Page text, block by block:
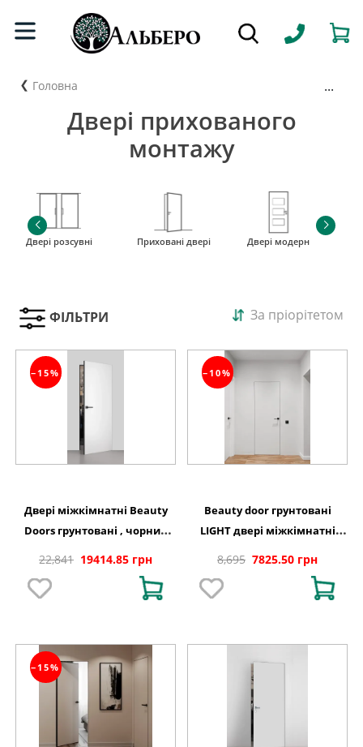
Головна ...
Двері прихованого
монтажу
Двері розсувні Приховані двері Двері модерн
ФІЛЬТРИ За пріорітетом
−15%
Двері міжкімнатні Beauty
Doors грунтовані , чорний
22,841 19414.85 грн
−10%
Beauty door грунтовані
LIGHT двері міжкімнатні
8,695 7825.50 грн
−15%